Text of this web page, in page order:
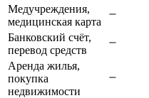
Медучреждения,
медицинская карта
Банковский счёт,
перевод средств
Аренда жилья,
покупка
недвижимости